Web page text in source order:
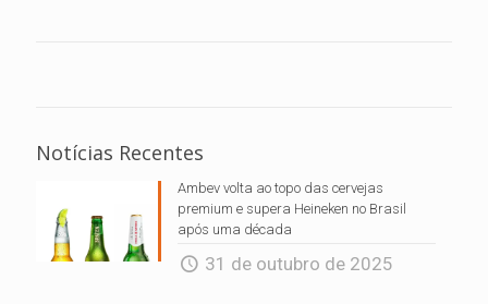
Notícias Recentes
Ambev volta ao topo das cervejas
premium e supera Heineken no Brasil
após uma década
31 de outubro de 2025